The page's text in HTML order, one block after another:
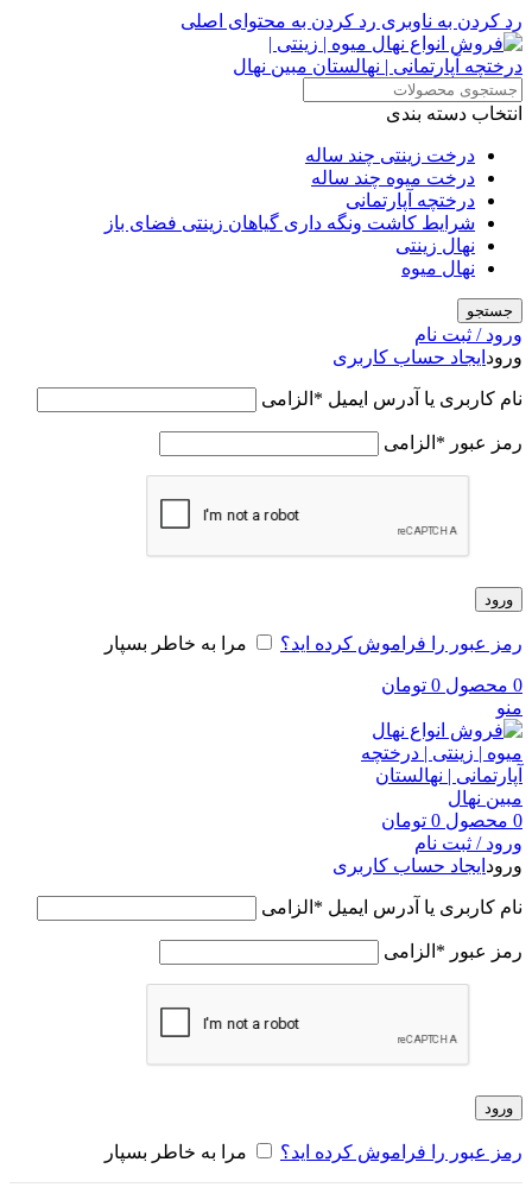
رد کردن به ناوبری رد کردن به محتوای اصلی
انتخاب دسته بندی
درخت زینتی چند ساله
درخت میوه چند ساله
درختچه آپارتمانی
شرایط کاشت ونگه داری گیاهان زینتی فضای باز
نهال زینتی
نهال میوه
جستجو
ورود / ثبت نام
ورود ایجاد حساب کاربری
نام کاربری یا آدرس ایمیل * الزامی
رمز عبور * الزامی
ورود
رمز عبور را فراموش کرده اید؟ مرا به خاطر بسپار
0 محصول 0 تومان
منو
0 محصول 0 تومان
ورود / ثبت نام
ورود ایجاد حساب کاربری
نام کاربری یا آدرس ایمیل * الزامی
رمز عبور * الزامی
ورود
رمز عبور را فراموش کرده اید؟ مرا به خاطر بسپار